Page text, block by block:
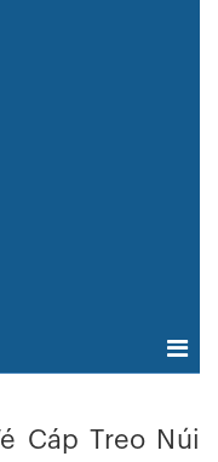
Cáp Treo Núi